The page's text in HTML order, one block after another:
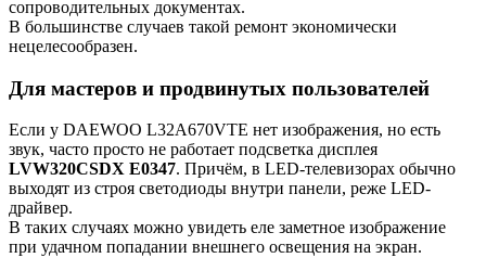
сопроводительных документах.
В большинстве случаев такой ремонт экономически
нецелесообразен.
Для мастеров и продвинутых пользователей
Если у DAEWOO L32A670VTE нет изображения, но есть
звук, часто просто не работает подсветка дисплея
LVW320CSDX E0347. Причём, в LED-телевизорах обычно
выходят из строя светодиоды внутри панели, реже LED-
драйвер.
В таких случаях можно увидеть еле заметное изображение
при удачном попадании внешнего освещения на экран.